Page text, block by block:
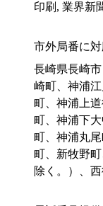
印刷, 業界新
市外局番に
長崎県長崎
崎町、神浦
町、神浦上
町、神浦下
町、神浦丸
町、新牧野
除く。）、